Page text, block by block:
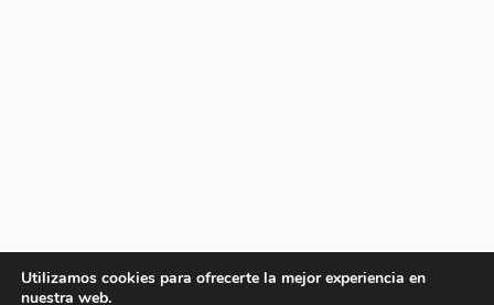
Utilizamos cookies para ofrecerte la mejor experiencia en
nuestra web.